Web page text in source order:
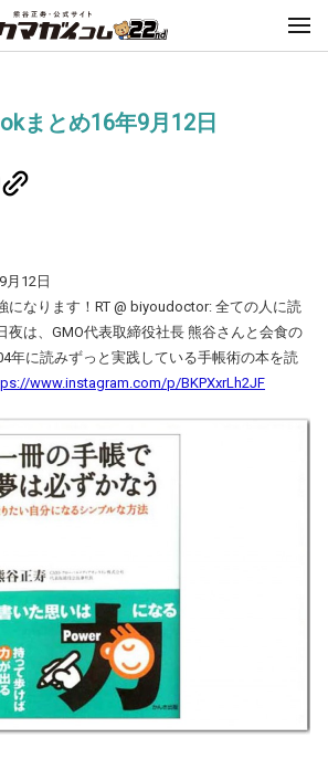
まとめ16年9月12日
月12日
になります！RT @ biyoudoctor: 全ての人に読
夜は、GMO代表取締役社長 熊谷さんと会食の
年に読みずっと実践している手帳術の本を読
www.instagram.com/p/BKPXxrLh2JF